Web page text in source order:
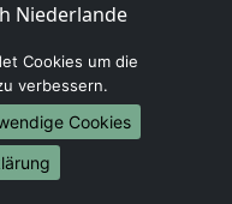
Niederlande
Berlin
Hamburg
München
Cookies um die
verbessern.
Cookies